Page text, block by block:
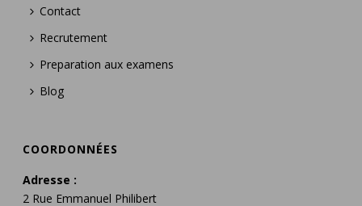
Contact
Recrutement
Preparation aux examens
Blog
COORDONNÉES
Adresse :
2 Rue Emmanuel Philibert